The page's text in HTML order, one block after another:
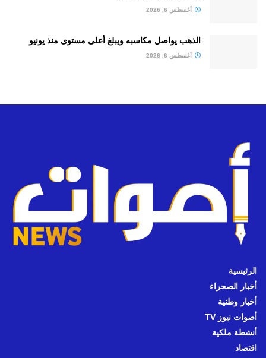
أغسطس 6, 2026
الذهب يواصل مكاسبه ويبلغ أعلى مستوى منذ يونيو
أغسطس 6, 2026
الرئيسية
أخبار الصحراء
أخبار وطنية
أصوات نيوز TV
أنشطة ملكية
اقتصاد